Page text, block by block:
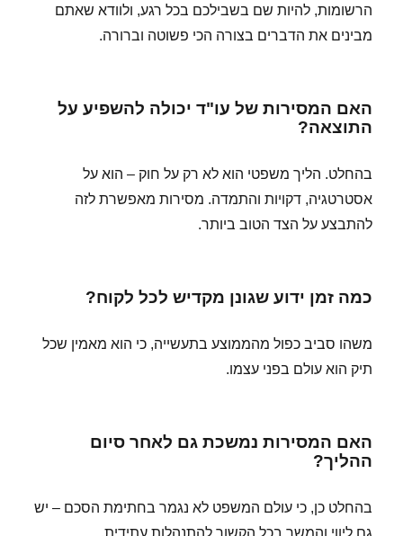
הרשומות, להיות שם בשבילכם בכל רגע, ולוודא שאתם
מבינים את הדברים בצורה הכי פשוטה וברורה.
האם המסירות של עו"ד יכולה להשפיע על
התוצאה?
בהחלט. הליך משפטי הוא לא רק על חוק – הוא על
אסטרטגיה, דקויות והתמדה. מסירות מאפשרת לזה
להתבצע על הצד הטוב ביותר.
כמה זמן ידוע שגונן מקדיש לכל לקוח?
משהו סביב כפול מהממוצע בתעשייה, כי הוא מאמין שכל
תיק הוא עולם בפני עצמו.
האם המסירות נמשכת גם לאחר סיום
ההליך?
בהחלט כן, כי עולם המשפט לא נגמר בחתימת הסכם – יש